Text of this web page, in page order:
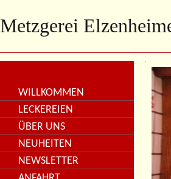
Metzgerei
WILLKOMMEN
LECKEREIEN
ÜBER UNS
NEUHEITEN
NEWSLETTER